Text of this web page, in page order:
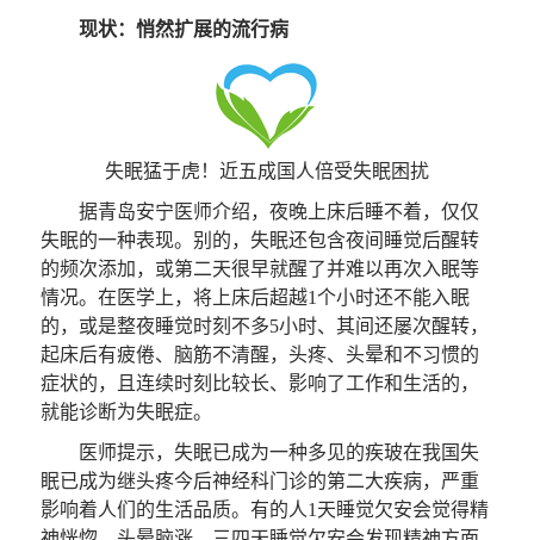
现状：悄然扩展的流行病
失眠猛于虎！近五成国人倍受失眠困扰
据青岛安宁医师介绍，夜晚上床后睡不着，仅仅
失眠的一种表现。别的，失眠还包含夜间睡觉后醒转
的频次添加，或第二天很早就醒了并难以再次入眠等
情况。在医学上，将上床后超越1个小时还不能入眠
的，或是整夜睡觉时刻不多5小时、其间还屡次醒转，
起床后有疲倦、脑筋不清醒，头疼、头晕和不习惯的
症状的，且连续时刻比较长、影响了工作和生活的，
就能诊断为失眠症。
医师提示，失眠已成为一种多见的疾玻在我国失
眠已成为继头疼今后神经科门诊的第二大疾病，严重
影响着人们的生活品质。有的人1天睡觉欠安会觉得精